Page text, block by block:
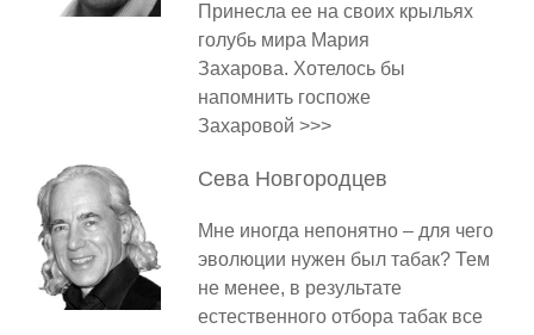
Принесла ее на своих крыльях
голубь мира Мария
Захарова. Хотелось бы
напомнить госпоже
Захаровой >>>
Сева Новгородцев
Мне иногда непонятно – для чего
эволюции нужен был табак? Тем
не менее, в результате
естественного отбора табак все